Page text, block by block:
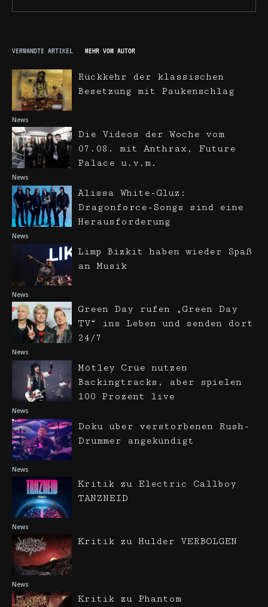
VERWANDTE ARTIKEL MEHR VOM AUTOR
News
Rückkehr der klassischen
Besetzung mit Paukenschlag
News
Die Videos der Woche vom
07.08. mit Anthrax, Future
Palace u.v.m.
News
Alissa White-Gluz:
Dragonforce-Songs sind eine
Herausforderung
News
Limp Bizkit haben wieder Spaß
an Musik
News
Green Day rufen „Green Day
TV“ ins Leben und senden dort
24/7
News
Mötley Crüe nutzen
Backingtracks, aber spielen
100 Prozent live
News
Doku über verstorbenen Rush-
Drummer angekündigt
News
Kritik zu Electric Callboy
TANZNEID
News
Kritik zu Hulder VERBOLGEN
Kritik zu Phantom